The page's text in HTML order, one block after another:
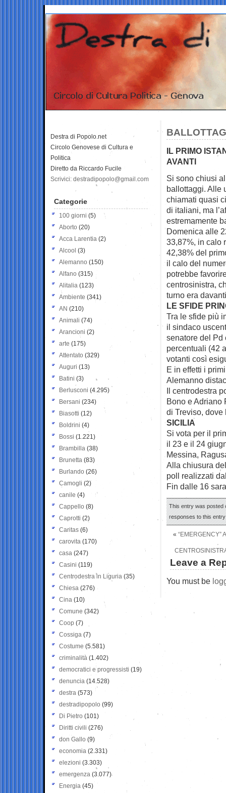
IL PRIMO
AVANTI
Si sono chiusi
ballottaggi. Alle
chiamati quasi
di italiani, ma
estremamente
Domenica alle
33,87%, in calo
42,38% del
il calo del
potrebbe
centrosinistra,
turno era
LE SFIDE
Tra le sfide più
il sindaco
senatore del Pd
percentuali (42
votanti così
E in effetti i
Alemanno
Il centrodestra
Bono e Adriano
di Treviso,
SICILIA
Si vota per il
il 23 e il 24
Messina,
Alla chiusura
poll realizzati
Fin dalle 16
This entry was posted
responses to this
« “EMERGENCY”
Leave a
You must be
Destra di Popolo.net
Circolo Genovese di Cultura e
Politica
Diretto da Riccardo Fucile
Scrivici: destradipopolo@gmail.com
Categorie
100 giorni (5)
Aborto (20)
Acca Larentia (2)
Alcool (3)
Alemanno (150)
Alfano (315)
Alitalia (123)
Ambiente (341)
AN (210)
Animali (74)
Arancioni (2)
arte (175)
Attentato (329)
Auguri (13)
Batini (3)
Berlusconi (4.295)
Bersani (234)
Biasotti (12)
Boldrini (4)
Bossi (1.221)
Brambilla (38)
Brunetta (83)
Burlando (26)
Camogli (2)
canile (4)
Cappello (8)
Caprotti (2)
Caritas (6)
carovita (170)
casa (247)
Casini (119)
Centrodestra in Liguria (35)
Chiesa (276)
Cina (10)
Comune (342)
Coop (7)
Cossiga (7)
Costume (5.581)
criminalità (1.402)
democratici e progressisti (19)
denuncia (14.528)
destra (573)
destradipopolo (99)
Di Pietro (101)
Diritti civili (276)
don Gallo (9)
economia (2.331)
elezioni (3.303)
emergenza (3.077)
Energia (45)